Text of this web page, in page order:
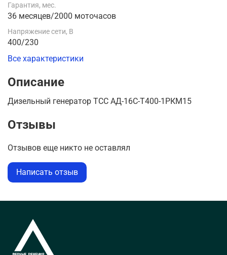
Гарантия, мес.
36 месяцев/2000 моточасов
Напряжение сети, В
400/230
Все характеристики
Описание
Дизельный генератор ТСС АД-16С-Т400-1РКМ15
Отзывы
Отзывов еще никто не оставлял
Написать отзыв